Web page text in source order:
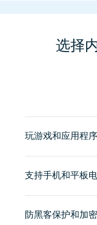
选择
玩游戏和应用程
支持手机和平板
防黑客保护和加密